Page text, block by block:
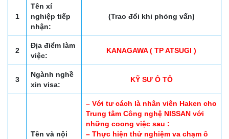
1
Tên xí
nghiệp tiếp
nhận:
(Trao đổi khi phỏng vấn)
2
Địa điểm làm
việc:
KANAGAWA ( TP ATSUGI )
3
Ngành nghề
xin visa:
KỸ SƯ Ô TÔ
Tên và nội
– Với tư cách là nhân viên Haken cho
Trung tâm Công nghệ NISSAN với
những coong việc sau :
– Thực hiện thử nghiệm va chạm ô